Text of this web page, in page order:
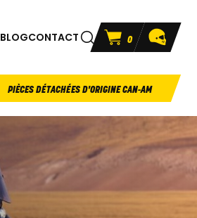
BLOGCONTACT 0
PIÈCES DÉTACHÉES D'ORIGINE CAN-AM